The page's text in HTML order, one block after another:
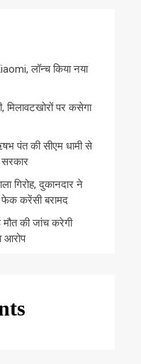
लॉन्च किया नया
मिलावटखोरों पर कसेगा
पंत की सीएम धामी से
सरकार
गिरोह, दुकानदार ने
करेंसी बरामद
मौत की जांच करेगी
आरोप